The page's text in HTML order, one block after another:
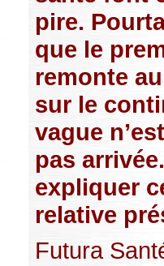
pire.
que le
remonte
sur le
vague
pas
expliquer
relative
Futura